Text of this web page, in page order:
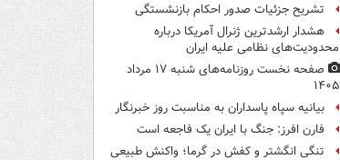
تشریح جزئیات صدور احکام بازنشستگی
هشدار ارشدترین ژنرال آمریکا درباره
محدودیت‌های نظامی علیه ایران
صفحه نخست روزنامه‌های شنبه ۱۷ مرداد
۱۴۰۵
بیانیه سپاه پاسداران به مناسبت روز خبرنگار
فارن افرز: جنگ با ایران یک فاجعه است
تنگی انگشتر و کفش در گرما؛ واکنش طبیعی